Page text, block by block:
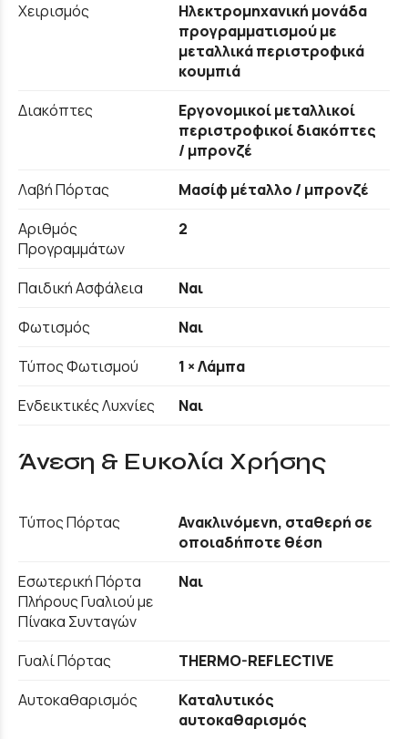
Χειρισμός
Ηλεκτρομηχανική μονάδα
προγραμματισμού με
μεταλλικά περιστροφικά
κουμπιά
Διακόπτες
Εργονομικοί μεταλλικοί
περιστροφικοί διακόπτες
/ μπρονζέ
Λαβή Πόρτας
Μασίφ μέταλλο / μπρονζέ
Αριθμός
Προγραμμάτων
2
Παιδική Ασφάλεια
Ναι
Φωτισμός
Ναι
Τύπος Φωτισμού
1 × Λάμπα
Ενδεικτικές Λυχνίες
Ναι
Άνεση & Ευκολία Χρήσης
Τύπος Πόρτας
Ανακλινόμενη, σταθερή σε
οποιαδήποτε θέση
Εσωτερική Πόρτα
Πλήρους Γυαλιού με
Πίνακα Συνταγών
Ναι
Γυαλί Πόρτας
THERMO-REFLECTIVE
Αυτοκαθαρισμός
Καταλυτικός
αυτοκαθαρισμός